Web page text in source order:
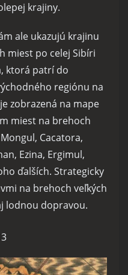
krajiny.
ale ukazujú krajinu
miest po celej Sibíri
ktorá patrí do
regiónu na
zobrazená na mape
miest na brehoch
Cacatora,
Ezina, Ergimul,
ďalších. Strategicky
na brehoch veľkých
lodnou dopravou.